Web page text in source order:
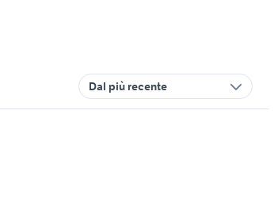
Dal più recente